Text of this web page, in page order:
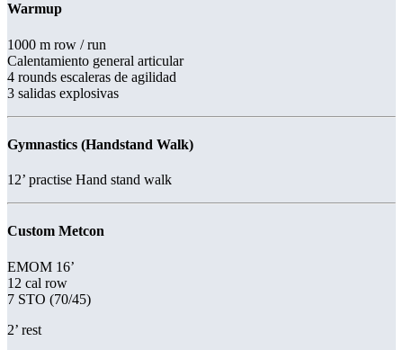
Warmup
1000 m row / run
Calentamiento general articular
4 rounds escaleras de agilidad
3 salidas explosivas
Gymnastics (Handstand Walk)
12’ practise Hand stand walk
Custom Metcon
EMOM 16’
12 cal row
7 STO (70/45)
2’ rest